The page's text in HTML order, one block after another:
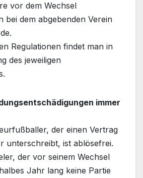
vor dem Wechsel
bei dem abgebenden Verein
Regulationen findet man in
des jeweiligen
immer
der einen Vertrag
unterschreibt, ist ablösefrei.
der vor seinem Wechsel
Jahr lang keine Partie